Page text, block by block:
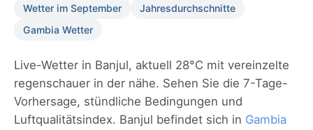
Wetter im September
Jahresdurchschnitte
Gambia Wetter
Live-Wetter in Banjul, aktuell 28°C mit vereinzelte
regenschauer in der nähe. Sehen Sie die 7-Tage-
Vorhersage, stündliche Bedingungen und
Luftqualitätsindex. Banjul befindet sich in Gambia